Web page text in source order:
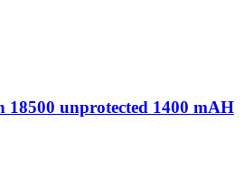
unprotected 1400 mAH